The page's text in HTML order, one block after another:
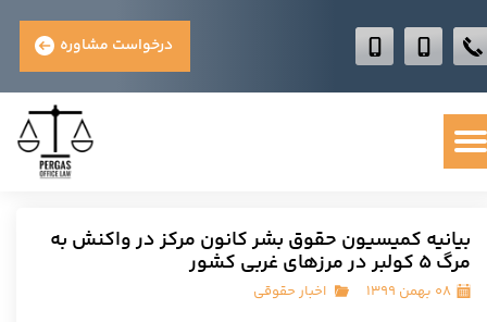
درخواست مشاوره
بیانیه کمیسیون حقوق بشر کانون مرکز در واکنش به
مرگ ۵ کولبر در مرزهای غربی کشور
۰۸ بهمن ۱۳۹۹ اخبار حقوقی